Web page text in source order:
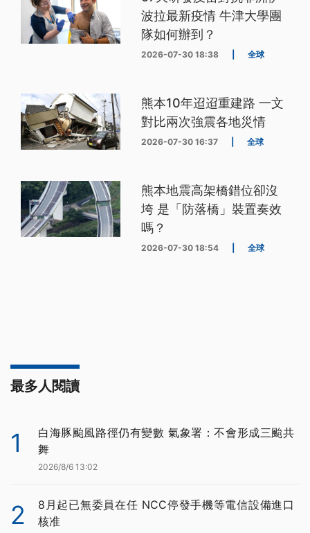
波拉最新疫情 牛津大學團
隊如何辦到？
2026-07-30 18:38 全球
熊本10年迢迢重建路 一文
對比兩次強震各地災情
2026-07-30 16:37 全球
熊本地震高架橋錯位卻沒
垮 是「防落橋」裝置奏效
嗎？
2026-07-30 18:54 全球
最多人閱讀
1
白海豚颱風路徑仍有變數 氣象署：不會形成三颱共
舞
2026/8/6 13:02
2
8月起已無委員在任 NCC停發手機等電信設備進口
核准